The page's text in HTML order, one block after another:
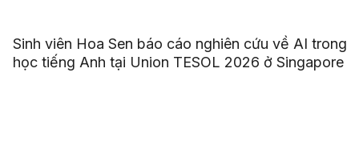
Sinh viên Hoa Sen báo cáo nghiên cứu về AI trong
học tiếng Anh tại Union TESOL 2026 ở Singapore